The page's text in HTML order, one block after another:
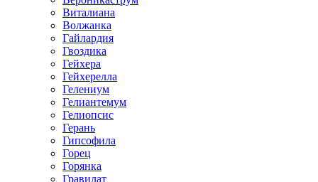
Виталиана
Волжанка
Гайлардия
Гвоздика
Гейхера
Гейхерелла
Гелениум
Гелиантемум
Гелиопсис
Герань
Гипсофила
Горец
Горянка
Гравилат